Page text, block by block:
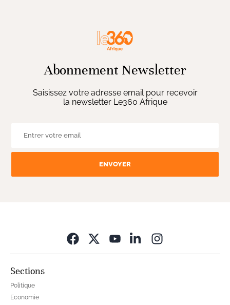
Abonnement Newsletter
Saisissez votre adresse email pour recevoir
la newsletter Le360 Afrique
ENVOYER
Sections
Politique
Economie